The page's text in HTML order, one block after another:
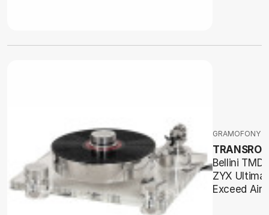
GRAMOFONY
Bellini TMD
ZYX
Exceed Airy